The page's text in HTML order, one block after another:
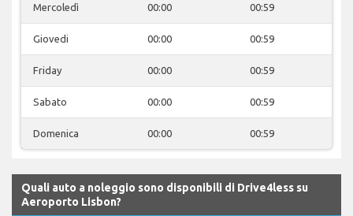
Mercoledì 00:00 00:59
Giovedi 00:00 00:59
Friday 00:00 00:59
Sabato 00:00 00:59
Domenica 00:00 00:59
Quali auto a noleggio sono disponibili di Drive4less su
Aeroporto Lisbon?